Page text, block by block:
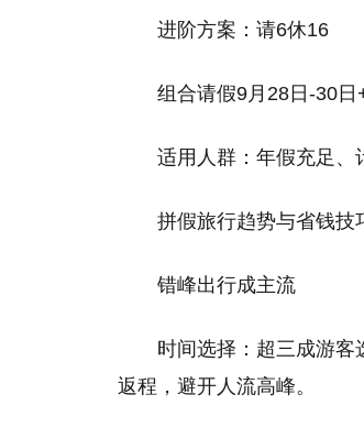
进阶方案：请6休16
组合请假9月28日-30日
适用人群：年假充足、
拼假旅行趋势与省钱技
错峰出行成主流
时间选择：超三成游客
返程，避开人流高峰。